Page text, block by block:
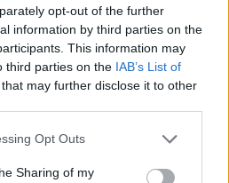
opt-out of the further
information by third parties on the
This information may
third parties on the IAB’s List of
that may further disclose it to other
app uses one or more Google
behaviour. You may click to
Opt Outs
Sharing of my
σε προορισμούς που
αυξήθηκαν κατά 50% τον